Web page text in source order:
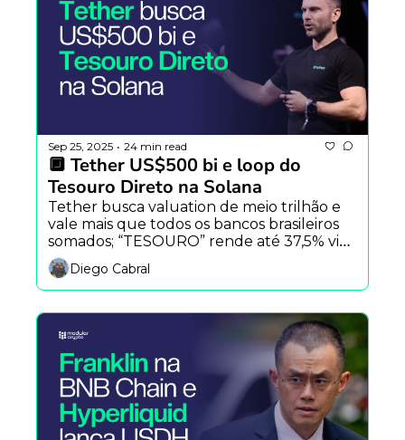
Sep 25, 2025 • 24 min read
🔲 Tether US$500 bi e loop do
Tesouro Direto na Solana
Tether busca valuation de meio trilhão e
vale mais que todos os bancos brasileiros
somados; “TESOURO” rende até 37,5% via
alavancagem na Solana; DePIN bate
recorde de taxas com Helium.
Diego Cabral